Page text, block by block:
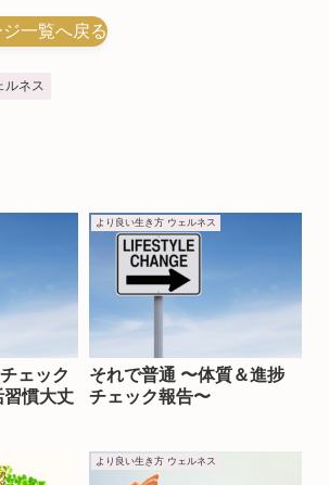
一覧へ戻る
ルネス
ェック
慣大丈
より良い生き方 ウェルネス
それで普通 〜体質＆進捗
チェック報告〜
より良い生き方 ウェルネス